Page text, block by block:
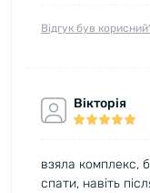
Відгук був
Вікторія
взяла комплекс,
спати, навіть